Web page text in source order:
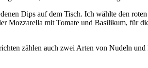
Dips auf dem Tisch. Ich wählte den
Mozzarella mit Tomate und Basilikum, für
zählen auch zwei Arten von Nudeln